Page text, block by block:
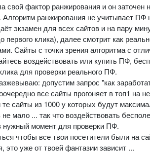
свой фактор ранжирования и он
ранжирования не учитывает
экзамен для всех сайтов и на пару
первого клика), далее смотрит как
Сайты с точки зрения алгоритма с
воздействовать или купить ПФ,
для проверки реального ПФ.
допустим запрос "как
все сайты прогоняет в топ1 на
те сайты из 1000 у которых будут
мало ... так что воздействовать
нужный момент для проверки ПФ.
чтобы все твои посетители были на
уже от твоей фантазии зависит ...